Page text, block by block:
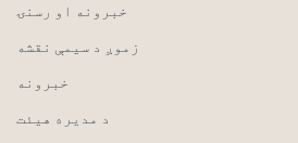
خبرونه او رسنۍ
زموږ د سیمې نقشه
خبرونه
د مدیره هیئت